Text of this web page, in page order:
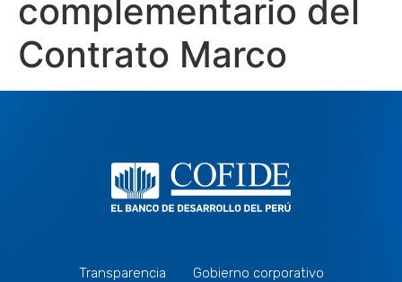
complementario del
Contrato Marco
Transparencia
Gobierno corporativo